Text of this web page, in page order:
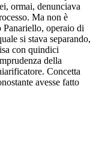
ormai, denunciava
Ma non è
Panariello, operaio di
si stava separando,
con quindici
della
Concetta
avesse fatto